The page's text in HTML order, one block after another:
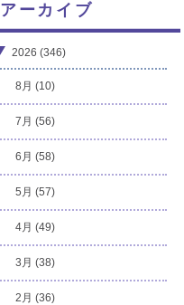
アーカイブ
2026 (346)
8月 (10)
7月 (56)
6月 (58)
5月 (57)
4月 (49)
3月 (38)
2月 (36)